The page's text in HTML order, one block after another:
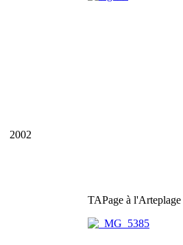
2002
TAPage à l'Arteplage